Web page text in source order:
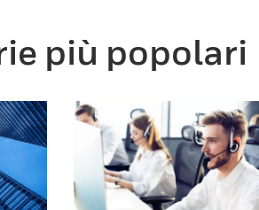
più popolari